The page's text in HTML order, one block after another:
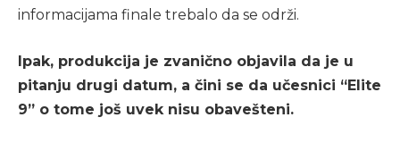
informacijama finale trebalo da se održi.
Ipak, produkcija je zvanično objavila da je u
pitanju drugi datum, a čini se da učesnici “Elite
9” o tome još uvek nisu obavešteni.